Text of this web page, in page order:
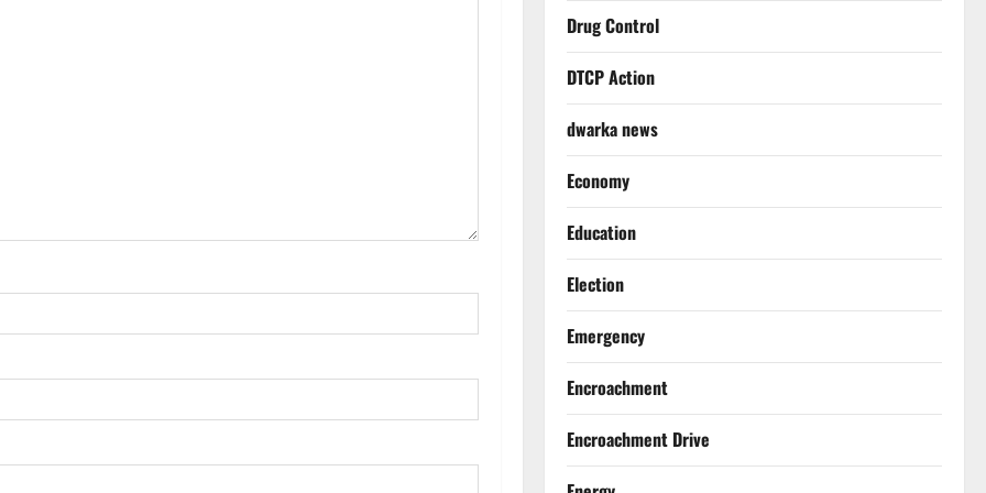
Drug Control
DTCP Action
dwarka news
Economy
Education
Election
Emergency
Encroachment
Encroachment Drive